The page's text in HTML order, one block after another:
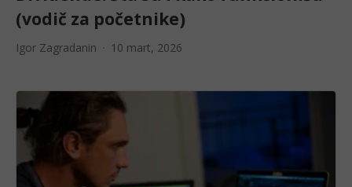
(vodič za početnike)
Igor Zagradanin 10 mart, 2026